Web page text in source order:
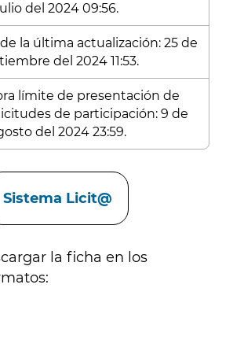
del 2024 09:56.
la última actualización: 25 de
del 2024 11:53.
límite de presentación de
de participación: 9 de
del 2024 23:59.
Sistema Licit@
la ficha en los